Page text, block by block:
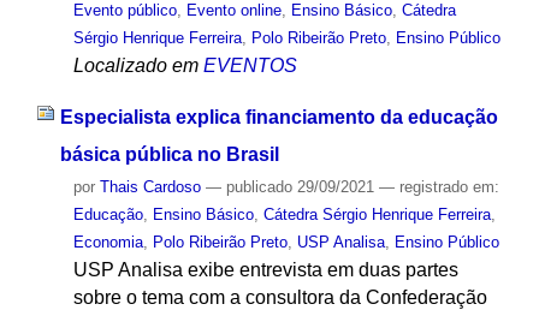
Evento público, Evento online, Ensino Básico, Cátedra
Sérgio Henrique Ferreira, Polo Ribeirão Preto, Ensino Público
Localizado em EVENTOS
Especialista explica financiamento da educação
básica pública no Brasil
por Thais Cardoso — publicado29/09/2021 — registrado em:
Educação, Ensino Básico, Cátedra Sérgio Henrique Ferreira,
Economia, Polo Ribeirão Preto, USP Analisa, Ensino Público
USP Analisa exibe entrevista em duas partes
sobre o tema com a consultora da Confederação